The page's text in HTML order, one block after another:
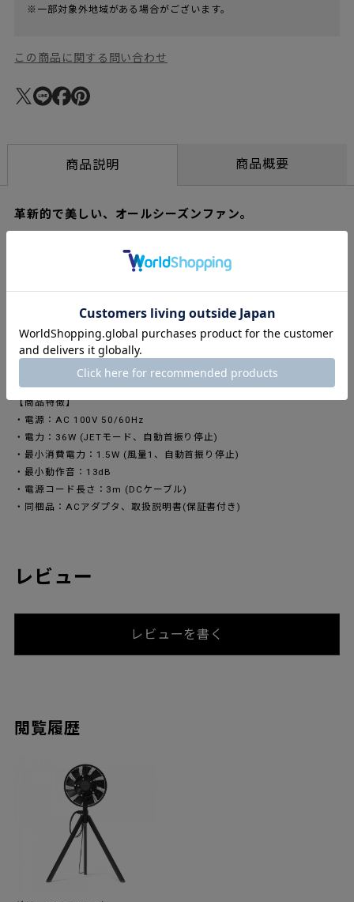
※一部対象外地域がある場合がございます。
この商品に関する問い合わせ
商品説明 商品概要
革新的で美しい、オールシーズンファン。
で。GreenFan Studioは、扇風機として、サーキュレーターとし
移動できる換気扇。独自のグリーンファンテクノロジーを継承し
ながら、今のライフスタイルにあわせてより軽やかにアップデー
トされたデザインと、グリーンファン史上最大風速のJETモードを
搭載した、新しいオールシーズンファンです。
【商品特徴】
・電源：AC 100V 50/60Hz
・電力：36W (JETモード、自動首振り停止)
・最小消費電力：1.5W (風量1、自動首振り停止)
・最小動作音：13dB
・電源コード長さ：3m (DCケーブル)
・同梱品：ACアダプタ、取扱説明書(保証書付き)
レビュー
レビューを書く
閲覧履歴